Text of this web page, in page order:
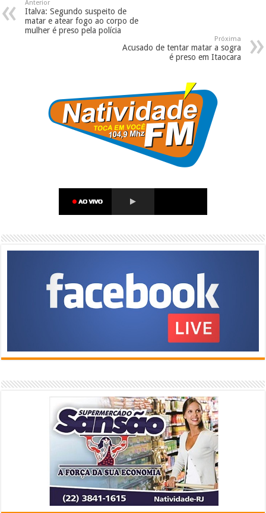
Anterior
Italva: Segundo suspeito de
matar e atear fogo ao corpo de
mulher é preso pela polícia
Próxima
Acusado de tentar matar a sogra
é preso em Itaocara